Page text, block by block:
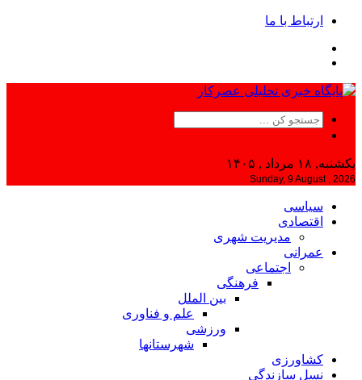
ارتباط با ما
یکشنبه, ۱۸ مرداد , ۱۴۰۵
Sunday, 9 August , 2026
سیاسی
اقتصادی
مدیریت شهری
عمرانی
اجتماعی
فرهنگی
بین الملل
علم و فناوری
ورزشی
شهرستانها
کشاورزی
نسل سازندگی